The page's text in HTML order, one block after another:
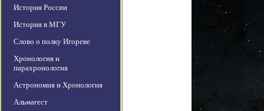
История России
История в МГУ
Слово о полку Игореве
Хронология и
парахронология
Астрономия и Хронология
Альмагест